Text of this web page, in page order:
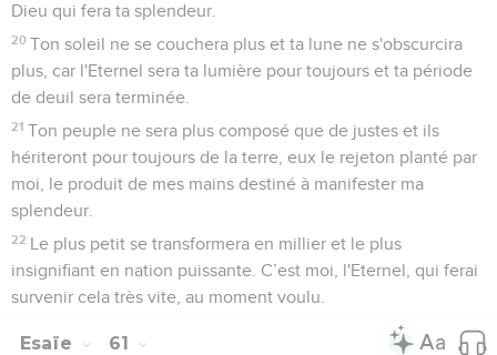
Dieu qui fera ta splendeur.
20 Ton soleil ne se couchera plus et ta lune ne s'obscurcira
plus, car l'Eternel sera ta lumière pour toujours et ta période
de deuil sera terminée.
21 Ton peuple ne sera plus composé que de justes et ils
hériteront pour toujours de la terre, eux le rejeton planté par
moi, le produit de mes mains destiné à manifester ma
splendeur.
22 Le plus petit se transformera en millier et le plus
insignifiant en nation puissante. C’est moi, l'Eternel, qui ferai
survenir cela très vite, au moment voulu.
Esaïe 61